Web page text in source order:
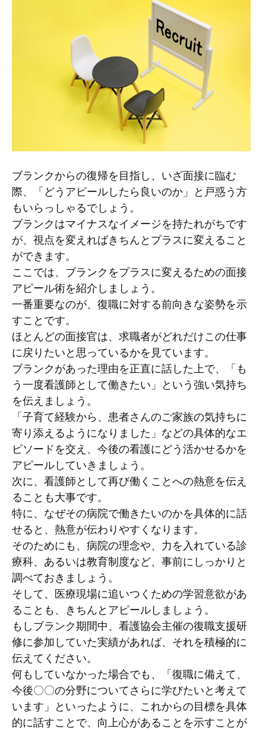
ブランクからの復帰を目指し、いざ面接に臨む
際、「どうアピールしたら良いのか」と戸惑う方
もいらっしゃるでしょう。
ブランクはマイナスなイメージを持たれがちです
が、視点を変えればきちんとプラスに変えること
ができます。
ここでは、ブランクをプラスに変えるための面接
アピール術を紹介しましょう。
一番重要なのが、復職に対する前向きな姿勢を示
すことです。
ほとんどの面接官は、求職者がどれだけこの仕事
に戻りたいと思っているかを見ています。
ブランクがあった理由を正直に話した上で、「も
う一度看護師として働きたい」という強い気持ち
を伝えましょう。
「子育て経験から、患者さんのご家族の気持ちに
寄り添えるようになりました」などの具体的なエ
ピソードを交え、今後の看護にどう活かせるかを
アピールしていきましょう。
次に、看護師として再び働くことへの熱意を伝え
ることも大事です。
特に、なぜその病院で働きたいのかを具体的に話
せると、熱意が伝わりやすくなります。
そのためにも、病院の理念や、力を入れている診
療科、あるいは教育制度など、事前にしっかりと
調べておきましょう。
そして、医療現場に追いつくための学習意欲があ
ることも、きちんとアピールしましょう。
もしブランク期間中、看護協会主催の復職支援研
修に参加していた実績があれば、それを積極的に
伝えてください。
何もしていなかった場合でも、「復職に備えて、
今後〇〇の分野についてさらに学びたいと考えて
います」といったように、これからの目標を具体
的に話すことで、向上心があることを示すことが